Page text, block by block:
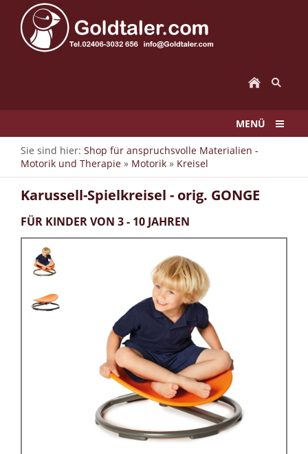
MENÜ
Sie sind hier: Shop für anspruchsvolle Materialien -
Motorik und Therapie » Motorik » Kreisel
Karussell-Spielkreisel - orig. GONGE
FÜR KINDER VON 3 - 10 JAHREN